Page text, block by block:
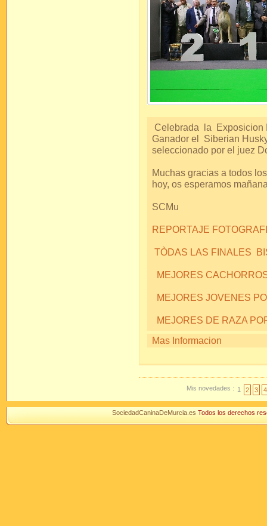
Celebrada la Exposicion
Ganador el Siberian
seleccionado por el juez
Muchas gracias a todos
hoy, os esperamos
SCMu
REPORTAJE
TÒDAS LAS FINALES
MEJORES
MEJORES JOVENES
MEJORES DE RAZA
Mas Informacion
Mis novedades : 1 2 3 4
SociedadCaninaDeMurcia.es Todos los derechos